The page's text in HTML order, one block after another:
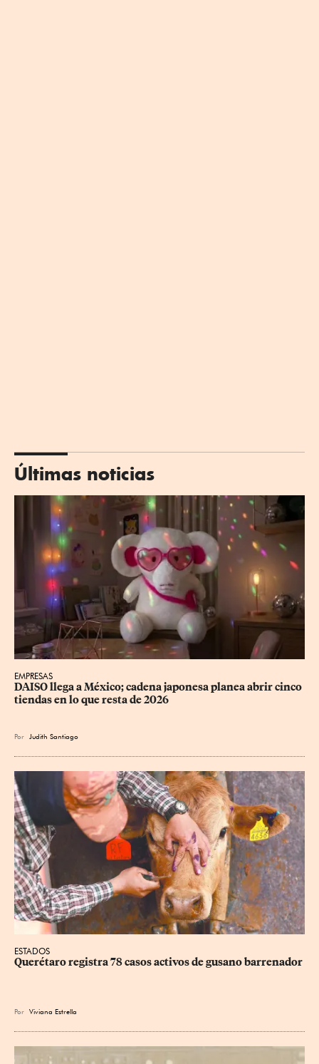
Últimas noticias
EMPRESAS
DAISO llega a México; cadena japonesa planea abrir cinco
tiendas en lo que resta de 2026
Por Judith Santiago
ESTADOS
Querétaro registra 78 casos activos de gusano barrenador
Por Viviana Estrella